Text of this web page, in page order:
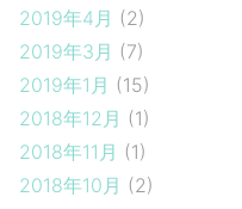
2019年4月 (2)
2019年3月 (7)
2019年1月 (15)
2018年12月 (1)
2018年11月 (1)
2018年10月 (2)